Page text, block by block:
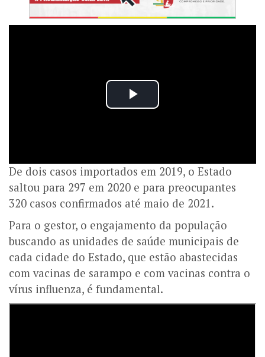
De dois casos importados em 2019, o Estado
saltou para 297 em 2020 e para preocupantes
320 casos confirmados até maio de 2021.
Para o gestor, o engajamento da população
buscando as unidades de saúde municipais de
cada cidade do Estado, que estão abastecidas
com vacinas de sarampo e com vacinas contra o
vírus influenza, é fundamental.